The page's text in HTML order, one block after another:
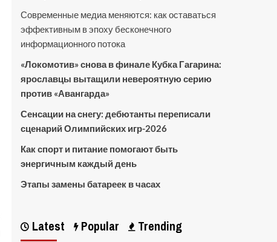
Современные медиа меняются: как оставаться
эффективным в эпоху бесконечного
информационного потока
«Локомотив» снова в финале Кубка Гагарина:
ярославцы вытащили невероятную серию
против «Авангарда»
Сенсации на снегу: дебютанты переписали
сценарий Олимпийских игр-2026
Как спорт и питание помогают быть
энергичным каждый день
Этапы замены батареек в часах
Latest Popular Trending